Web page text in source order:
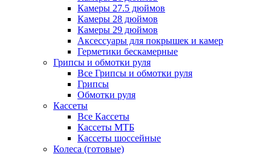
Камеры 27.5 дюймов
Камеры 28 дюймов
Камеры 29 дюймов
Аксессуары для покрышек и камер
Герметики бескамерные
Грипсы и обмотки руля
Все Грипсы и обмотки руля
Грипсы
Обмотки руля
Кассеты
Все Кассеты
Кассеты МТБ
Кассеты шоссейные
Колеса (готовые)